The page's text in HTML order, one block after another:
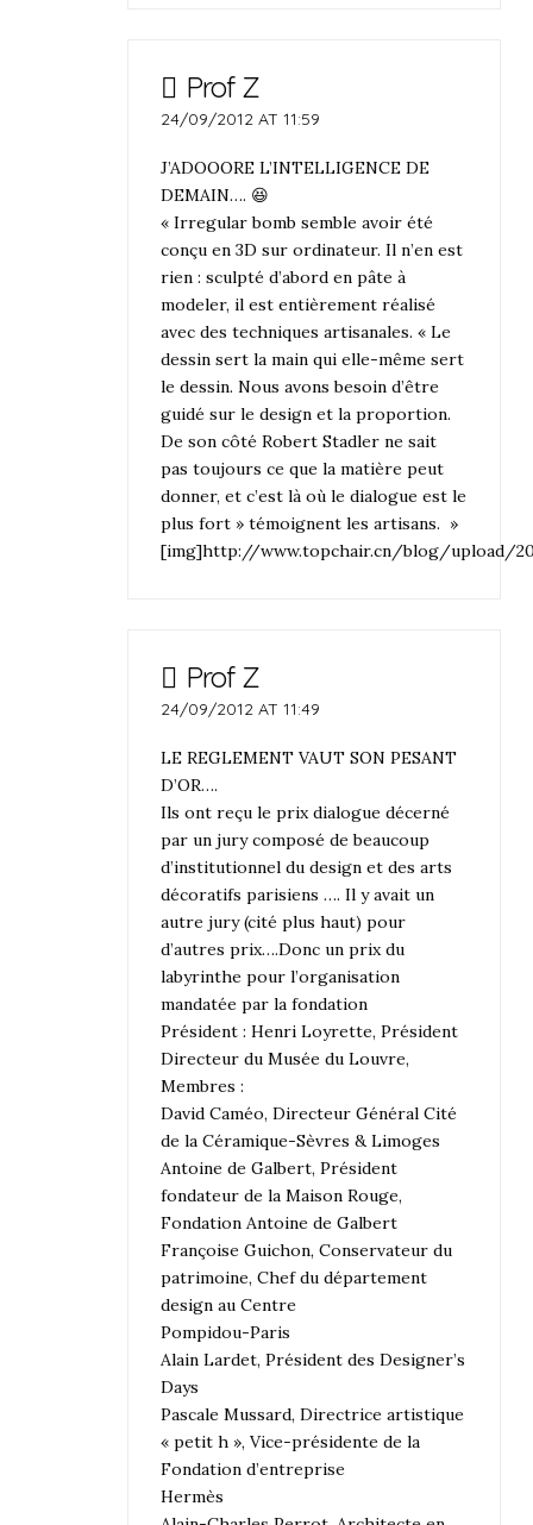
Prof Z
24/09/2012 AT 11:59
J’ADOOORE L’INTELLIGENCE DE
DEMAIN…. 😆
« Irregular bomb semble avoir été
conçu en 3D sur ordinateur. Il n’en est
rien : sculpté d’abord en pâte à
modeler, il est entièrement réalisé
avec des techniques artisanales. « Le
dessin sert la main qui elle-même sert
le dessin. Nous avons besoin d’être
guidé sur le design et la proportion.
De son côté Robert Stadler ne sait
pas toujours ce que la matière peut
donner, et c’est là où le dialogue est le
plus fort » témoignent les artisans. »
[img]http://www.topchair.cn/blog/upload/
Prof Z
24/09/2012 AT 11:49
LE REGLEMENT VAUT SON PESANT
D’OR….
Ils ont reçu le prix dialogue décerné
par un jury composé de beaucoup
d’institutionnel du design et des arts
décoratifs parisiens …. Il y avait un
autre jury (cité plus haut) pour
d’autres prix….Donc un prix du
labyrinthe pour l’organisation
mandatée par la fondation
Président : Henri Loyrette, Président
Directeur du Musée du Louvre,
Membres :
David Caméo, Directeur Général Cité
de la Céramique-Sèvres & Limoges
Antoine de Galbert, Président
fondateur de la Maison Rouge,
Fondation Antoine de Galbert
Françoise Guichon, Conservateur du
patrimoine, Chef du département
design au Centre
Pompidou-Paris
Alain Lardet, Président des Designer’s
Days
Pascale Mussard, Directrice artistique
« petit h », Vice-présidente de la
Fondation d’entreprise
Hermès